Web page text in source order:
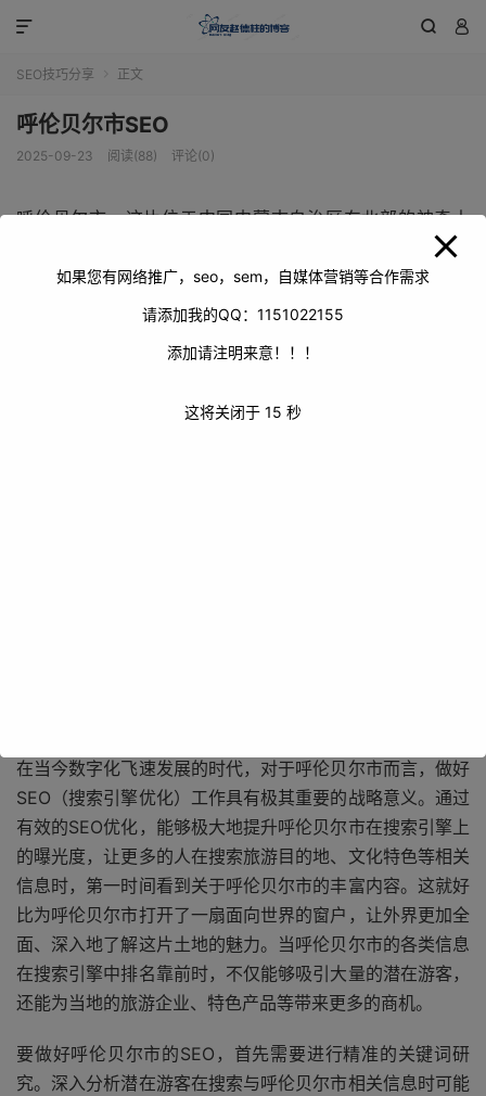
 

SEO技巧分享 正文
呼伦贝尔市SEO
2025-09-23 阅读(88) 评论(0)
呼伦贝尔市，这片位于中国内蒙古自治区东北部的神奇土
地，宛如一颗璀璨而耀眼的明珠，镶嵌在广袤的北疆大地
上。它以其令人叹为观止的自然景观闻名遐迩，广袤无垠的
草原像是一块巨大的绿色绒毯，在微风中轻轻起伏，成群的
的镜子，倒映着蓝天白云和周围的美景；茂密的森林则像是
的自然风光，呼伦贝尔市还拥有着独特而浓郁的民俗文化，
在当今数字化飞速发展的时代，对于呼伦贝尔市而言，做好
SEO（搜索引擎优化）工作具有极其重要的战略意义。通过
有效的SEO优化，能够极大地提升呼伦贝尔市在搜索引擎上
的曝光度，让更多的人在搜索旅游目的地、文化特色等相关
信息时，第一时间看到关于呼伦贝尔市的丰富内容。这就好
比为呼伦贝尔市打开了一扇面向世界的窗户，让外界更加全
面、深入地了解这片土地的魅力。当呼伦贝尔市的各类信息
在搜索引擎中排名靠前时，不仅能够吸引大量的潜在游客，
还能为当地的旅游企业、特色产品等带来更多的商机。
要做好呼伦贝尔市的SEO，首先需要进行精准的关键词研
究。深入分析潜在游客在搜索与呼伦贝尔市相关信息时可能
如果您有网络推广，seo，sem，自媒体营销等合作需求
请添加我的QQ：1151022155
添加请注明来意！！！
这将关闭于 15 秒